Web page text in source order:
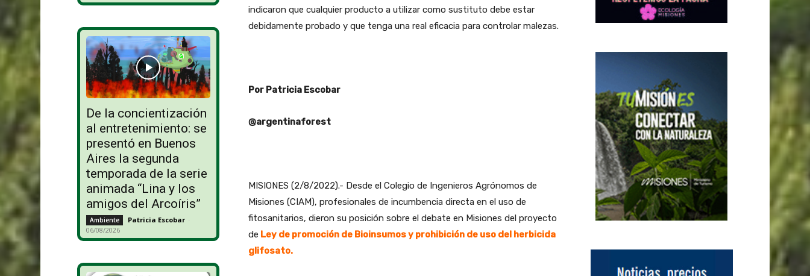
De la concientización
al entretenimiento: se
presentó en Buenos
Aires la segunda
temporada de la serie
animada “Lina y los
amigos del Arcoíris”
Ambiente Patricia Escobar -
06/08/2026
indicaron que cualquier producto a utilizar como sustituto debe estar
debidamente probado y que tenga una real eficacia para controlar malezas.
Por Patricia Escobar
@argentinaforest
MISIONES (2/8/2022).- Desde el Colegio de Ingenieros Agrónomos de
Misiones (CIAM), profesionales de incumbencia directa en el uso de
fitosanitarios, dieron su posición sobre el debate en Misiones del proyecto
de Ley de promoción de Bioinsumos y prohibición de uso del herbicida
glifosato.